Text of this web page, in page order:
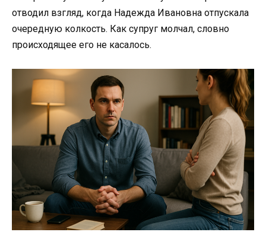
отводил взгляд, когда Надежда Ивановна отпускала
очередную колкость. Как супруг молчал, словно
происходящее его не касалось.